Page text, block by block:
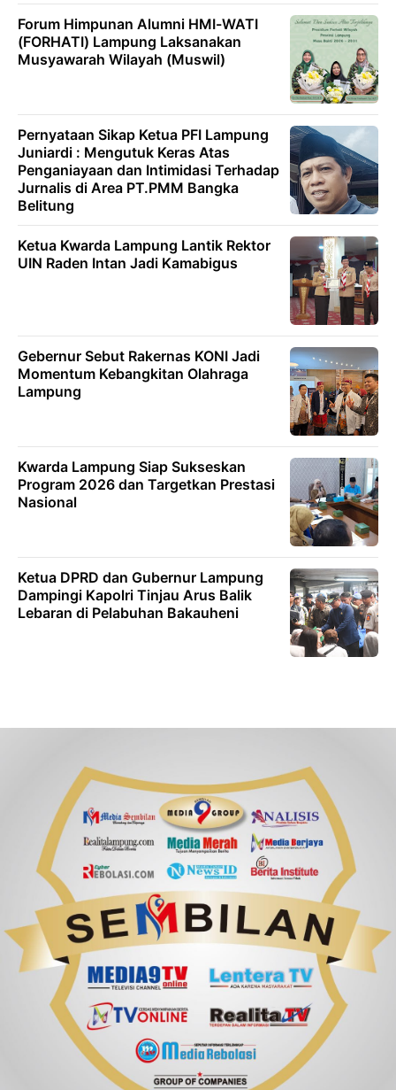
Forum Himpunan Alumni HMI-WATI
(FORHATI) Lampung Laksanakan
Musyawarah Wilayah (Muswil)
Pernyataan Sikap Ketua PFI Lampung
Juniardi : Mengutuk Keras Atas
Penganiayaan dan Intimidasi Terhadap
Jurnalis di Area PT.PMM Bangka
Belitung
Ketua Kwarda Lampung Lantik Rektor
UIN Raden Intan Jadi Kamabigus
Gebernur Sebut Rakernas KONI Jadi
Momentum Kebangkitan Olahraga
Lampung
Kwarda Lampung Siap Sukseskan
Program 2026 dan Targetkan Prestasi
Nasional
Ketua DPRD dan Gubernur Lampung
Dampingi Kapolri Tinjau Arus Balik
Lebaran di Pelabuhan Bakauheni